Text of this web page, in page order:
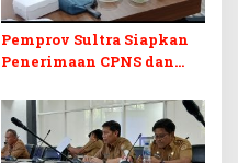
Pemprov Sultra Siapkan
Penerimaan CPNS dan
Desak Formasi Disabilitas